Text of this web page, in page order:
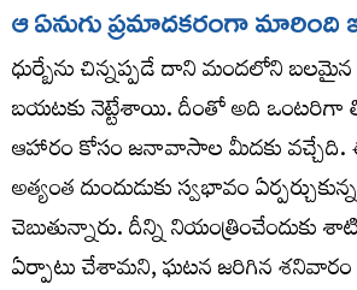
ఆ ఏనుగు ప్రమాదకరంగా మారింది
ధుర్బేను చిన్నప్పడే దాని మందలోని బలమైన
బయటకు నెట్టేశాయి. దీంతో అది ఒంటరిగా
ఆహారం కోసం జనావాసాల మీదకు వచ్చేది.
అత్యంత దుందుడుకు స్వభావం
చెబుతున్నారు. దీన్ని నియంత్రించేందుకు
ఏర్పాటు చేశామని, ఘటన జరిగిన